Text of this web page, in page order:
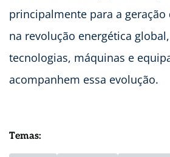
principalmente para a
na revolução energética
tecnologias, máquinas e
acompanhem essa evolução.
Temas: